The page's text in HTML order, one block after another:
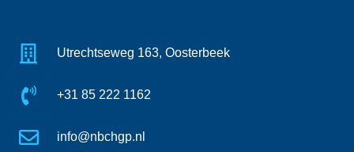
Utrechtseweg 163, Oosterbeek
+31 85 222 1162
info@nbchgp.nl